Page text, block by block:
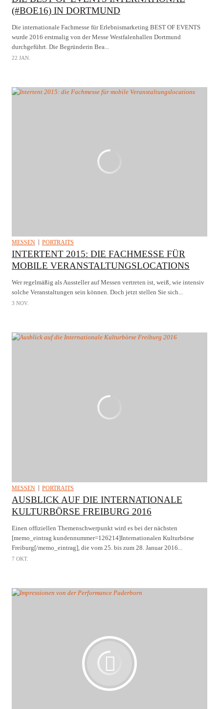
(#BOE16) IN DORTMUND
Die internationale Fachmesse für Erlebnismarketing BEST OF EVENTS
wurde 2016 erstmalig von der Messe Westfalenhallen Dortmund
durchgeführt. Die Begründerin Bea...
22 JAN.
MESSEN PORTRAITS
INTERTENT 2015: DIE FACHMESSE FÜR
MOBILE VERANSTALTUNGSLOCATIONS
Wer regelmäßig als Aussteller auf Messen vertreten ist, weiß, wie intensiv
solche Veranstaltungen sein können. Doch jetzt stellen Sie sich...
3 NOV.
MESSEN PORTRAITS
AUSBLICK AUF DIE INTERNATIONALE
KULTURBÖRSE FREIBURG 2016
Einen offiziellen Themenschwerpunkt wird es bei der nächsten
[memo_eintrag kundennummer=126214]Internationalen Kulturbörse
Freiburg[/memo_eintrag], die vom 25. bis zum 28. Januar 2016...
7 OKT.